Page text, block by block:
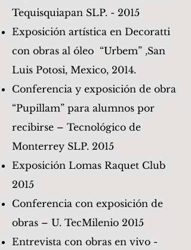
Tequisquiapan SLP. - 2015
Exposición artística en Decoratti
con obras al óleo “Urbem” ,San
Luis Potosi, Mexico, 2014.
Conferencia y exposición de obra
“Pupillam” para alumnos por
recibirse – Tecnológico de
Monterrey SLP. 2015
Exposición Lomas Raquet Club
2015
Conferencia con exposición de
obras – U. TecMilenio 2015
Entrevista con obras en vivo -